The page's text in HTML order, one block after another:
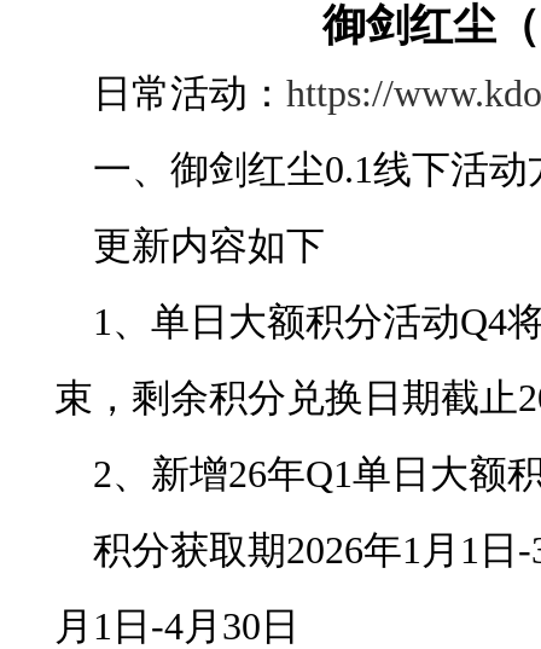
御剑红尘
日常活动： https://
一、御剑红尘0.1线下活动
更新内容如下
1、单日大额积分活动Q4
束，剩余积分兑换日期截止
2、新增26年Q1单日大额
积分获取期2026年1月1日
月1日-4月30日